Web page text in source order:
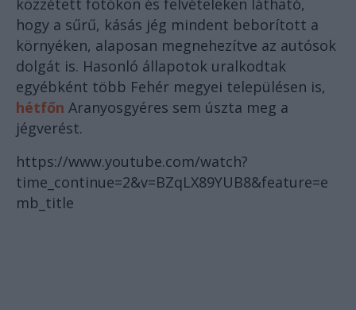
közzétett fotókon és felvételeken látható,
hogy a sűrű, kásás jég mindent beborított a
környéken, alaposan megnehezítve az autósok
dolgát is. Hasonló állapotok uralkodtak
egyébként több Fehér megyei településen is,
hétfőn Aranyosgyéres sem úszta meg a
jégverést.
https://www.youtube.com/watch?
time_continue=2&v=BZqLX89YUB8&feature=e
mb_title